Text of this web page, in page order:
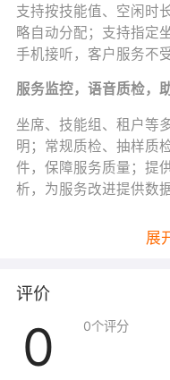
支持按技能值、空闲时
略自动分配；支持指定
手机接听，客户服务不
服务监控，语音质检，
坐席、技能组、租户等
明；常规质检、抽样质
件，保障服务质量；提
析，为服务改进提供数
访人员和学员的电话沟
业务系统，权限统一管
富的和复杂的通信能力
展
评价
0 0个评分